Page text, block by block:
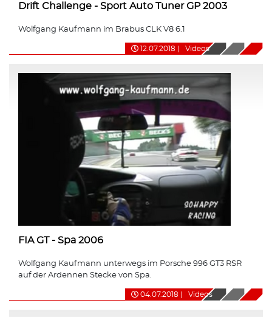
Drift Challenge - Sport Auto Tuner GP 2003
Wolfgang Kaufmann im Brabus CLK V8 6.1
12.07.2018 Videos
FIA GT - Spa 2006
Wolfgang Kaufmann unterwegs im Porsche 996 GT3 RSR
auf der Ardennen Stecke von Spa.
04.07.2018 Videos